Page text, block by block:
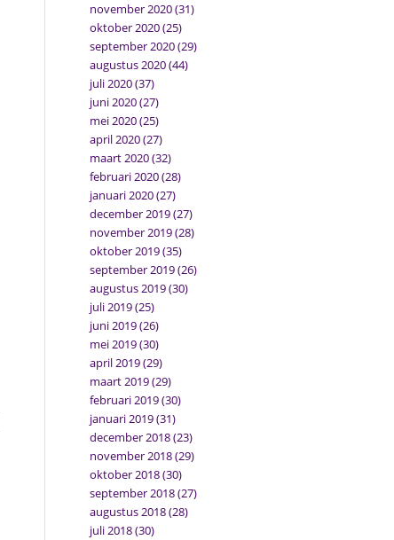
november 2020(31)
oktober 2020(25)
september 2020(29)
augustus 2020(44)
juli 2020(37)
juni 2020(27)
mei 2020(25)
april 2020(27)
maart 2020(32)
februari 2020(28)
januari 2020(27)
december 2019(27)
november 2019(28)
oktober 2019(35)
september 2019(26)
augustus 2019(30)
juli 2019(25)
juni 2019(26)
mei 2019(30)
april 2019(29)
maart 2019(29)
februari 2019(30)
januari 2019(31)
december 2018(23)
november 2018(29)
oktober 2018(30)
september 2018(27)
augustus 2018(28)
juli 2018(30)